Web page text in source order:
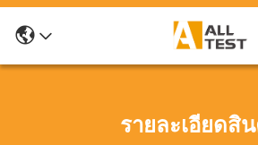
รายละเอียดสิ